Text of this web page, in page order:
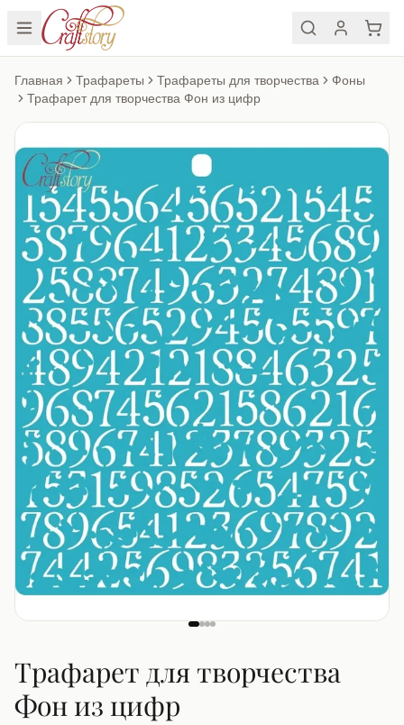
Главная Трафареты Трафареты для творчества
Фоны
Трафарет для творчества Фон из цифр
Трафарет для творчества
Фон из цифр